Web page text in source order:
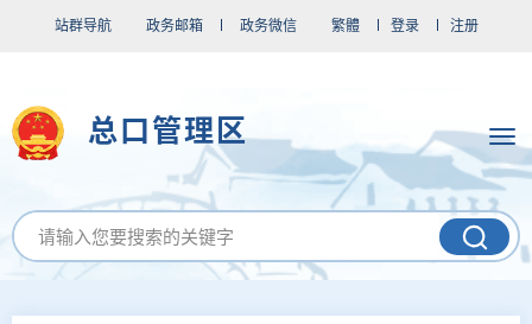
站群导航 政务邮箱 政务微信 繁體 登录 注册
总口管理区